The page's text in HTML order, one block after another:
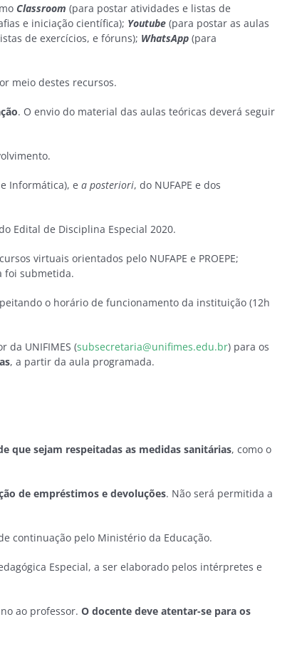
Classroom (para postar atividades e listas de
e iniciação científica); Youtube (para postar as aulas
de exercícios, e fóruns); WhatsApp (para
meio destes recursos.
. O envio do material das aulas teóricas deverá seguir
Informática), e a posteriori, do NUFAPE e dos
Edital de Disciplina Especial 2020.
virtuais orientados pelo NUFAPE e PROEPE;
foi submetida.
o horário de funcionamento da instituição (12h
da UNIFIMES (subsecretaria@unifimes.edu.br) para os
, a partir da aula programada.
que sejam respeitadas as medidas sanitárias, como o
de empréstimos e devoluções. Não será permitida a
continuação pelo Ministério da Educação.
Especial, a ser elaborado pelos intérpretes e
ao professor. O docente deve atentar-se para os